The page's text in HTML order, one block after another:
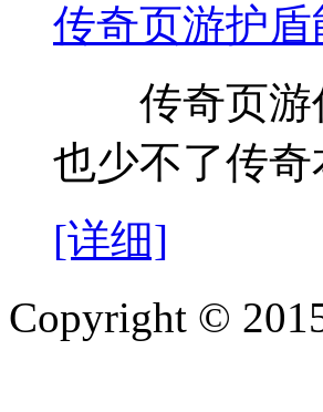
传奇页游护盾
传奇页游作
也少不了传
[详细]
Copyright ©